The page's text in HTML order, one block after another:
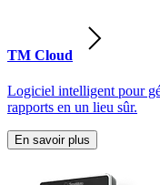
TM Cloud
Logiciel intelligent pour
rapports en un lieu sûr.
En savoir plus